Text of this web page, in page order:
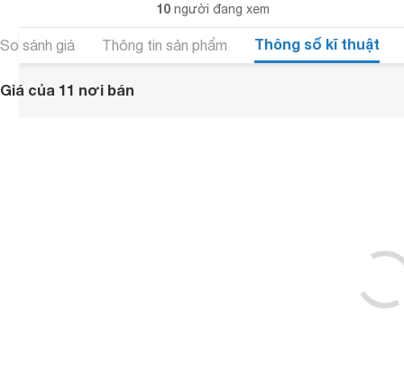
10 người đang xem
So sánh giá Thông tin sản phẩm Thông số kĩ thuật
Giá của 11 nơi bán